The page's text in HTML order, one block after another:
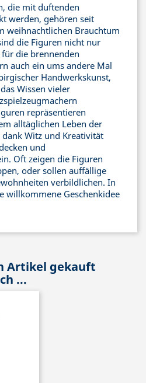
die mit duftenden
werden, gehören seit
weihnachtlichen Brauchtum
die Figuren nicht nur
die brennenden
auch ein ums andere Mal
Handwerkskunst,
Wissen vieler
repräsentieren
alltäglichen Leben der
Witz und Kreativität
und
Oft zeigen die Figuren
oder sollen auffällige
verbildlichen. In
willkommene Geschenkidee
Artikel gekauft
...